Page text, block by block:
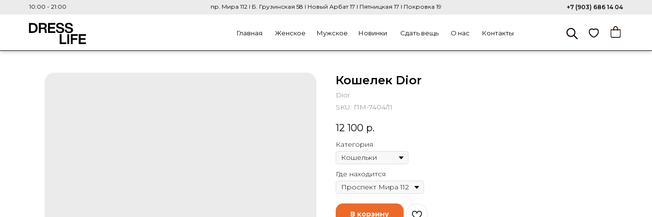
Главная Женское Мужское Новинки Сдать вещь О нас Контакты
10:00 - 21:00 пр. Мира 112 I Б. Грузинская 58 I Новый Арбат 17 I Пятницкая 17 I Покровка 19 +7 (903) 686 14 04
Кошелек Dior
Dior
SKU: ПМ-7404/11
12 100 р.
Категория
Где находится
В корзину